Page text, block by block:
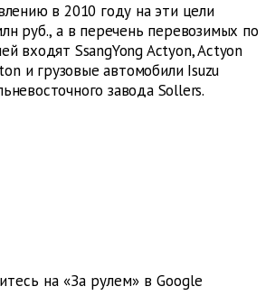
в 2010 году на эти цели
руб., а в перечень перевозимых по
входят SsangYong Actyon, Actyon
и грузовые автомобили Isuzu
завода Sollers.
на «За рулем» в Google